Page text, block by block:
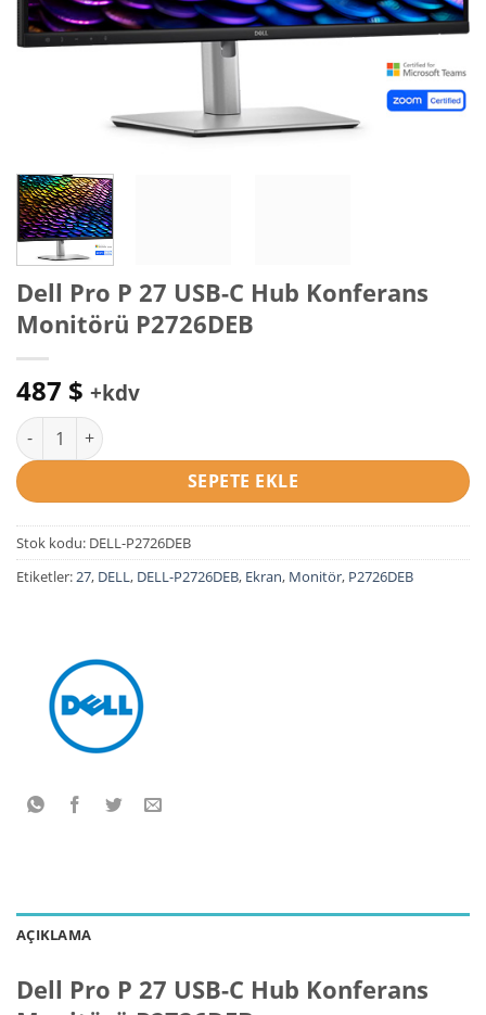
Dell Pro P 27 USB-C Hub Konferans
Monitörü P2726DEB
487 $ +kdv
Dell Pro P 27 USB-C Hub Konferans Monitörü P2726DEB adet
SEPETE EKLE
Stok kodu: DELL-P2726DEB
Etiketler:27, DELL, DELL-P2726DEB, Ekran, Monitör, P2726DEB
AÇIKLAMA
Dell Pro P 27 USB-C Hub Konferans